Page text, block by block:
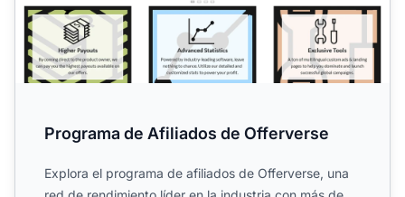
Programa de Afiliados de Offerverse
Explora el programa de afiliados de Offerverse, una